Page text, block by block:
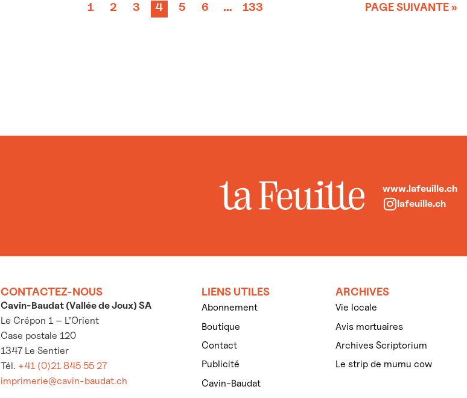
1 2 3 4 5 6 … 133 PAGE SUIVANTE »
www.lafeuille.ch
lafeuille.ch
CONTACTEZ-NOUS
Cavin-Baudat (Vallée de Joux) SA
Le Crépon 1 – L’Orient
Case postale 120
1347 Le Sentier
Tél. +41 (0)21 845 55 27
imprimerie@cavin-baudat.ch
LIENS UTILES
Abonnement
Boutique
Contact
Publicité
Cavin-Baudat
ARCHIVES
Vie locale
Avis mortuaires
Archives Scriptorium
Le strip de mumu cow